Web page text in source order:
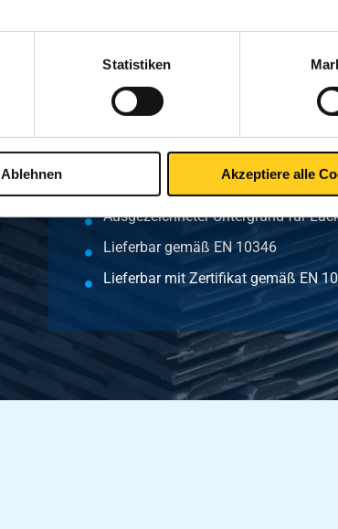
Statistiken
Ablehnen Akzeptiere alle
Lieferbar als Rolle, Blech und Band
Gute Korrosionsbeständigkeit und
Ausgezeichneter Untergrund für
Lieferbar gemäß EN 10346
Lieferbar mit Zertifikat gemäß EN